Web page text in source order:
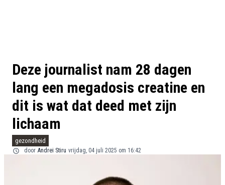
Deze journalist nam 28 dagen
lang een megadosis creatine en
dit is wat dat deed met zijn
lichaam
gezondheid
door Andrei Stiru vrijdag, 04 juli 2025 om 16:42